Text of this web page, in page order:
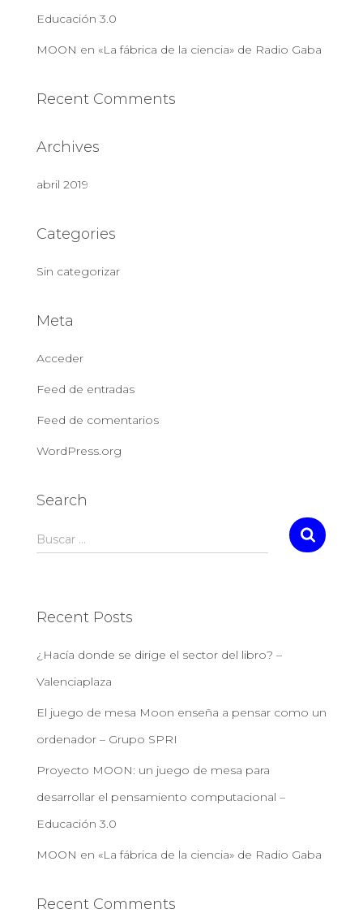
Educación 3.0
MOON en «La fábrica de la ciencia» de Radio Gaba
Recent Comments
Archives
abril 2019
Categories
Sin categorizar
Meta
Acceder
Feed de entradas
Feed de comentarios
WordPress.org
Search
Buscar …
Recent Posts
¿Hacía donde se dirige el sector del libro? –
Valenciaplaza
El juego de mesa Moon enseña a pensar como un
ordenador – Grupo SPRI
Proyecto MOON: un juego de mesa para
desarrollar el pensamiento computacional –
Educación 3.0
MOON en «La fábrica de la ciencia» de Radio Gaba
Recent Comments